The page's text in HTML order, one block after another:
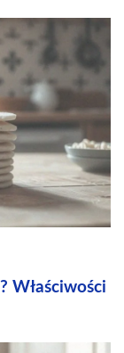
Właściwości